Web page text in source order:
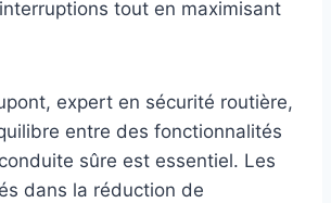
tout en maximisant
expert en sécurité routière,
entre des fonctionnalités
sûre est essentiel. Les
dans la réduction de